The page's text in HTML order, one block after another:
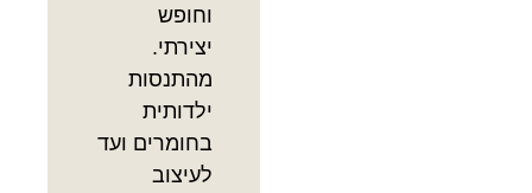
וחופש
יצירתי.
מהתנסות
ילדותית
בחומרים ועד
לעיצוב